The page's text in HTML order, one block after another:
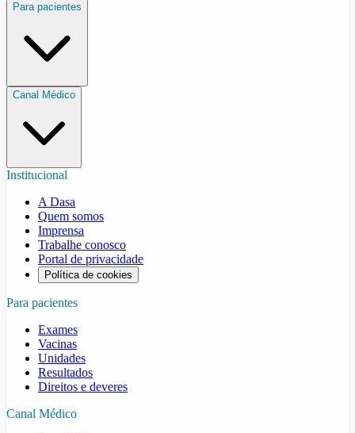
Para pacientes
Canal Médico
Institucional
A Dasa
Quem somos
Imprensa
Trabalhe conosco
Portal de privacidade
Política de cookies
Para pacientes
Exames
Vacinas
Unidades
Resultados
Direitos e deveres
Canal Médico